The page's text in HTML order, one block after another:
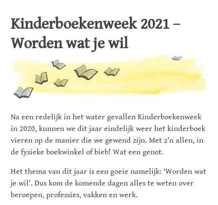
Kinderboekenweek 2021 –
Worden wat je wil
Na een redelijk in het water gevallen Kinderboekenweek
in 2020, kunnen we dit jaar eindelijk weer het kinderboek
vieren op de manier die we gewend zijn. Met z’n allen, in
de fysieke boekwinkel of bieb! Wat een genot.
Het thema van dit jaar is een goeie namelijk: ‘Worden wat
je wil’. Dus kom de komende dagen alles te weten over
beroepen, professies, vakken en werk.